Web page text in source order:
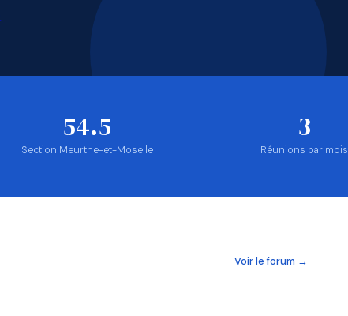
54.5
Section Meurthe-et-Moselle
3
Réunions par mois
Voir le forum →